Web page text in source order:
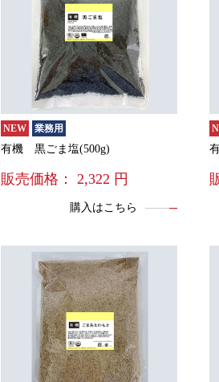
NEW 業務用
有機 黒ごま塩(500g)
販売価格： 2,322 円
購入はこちら